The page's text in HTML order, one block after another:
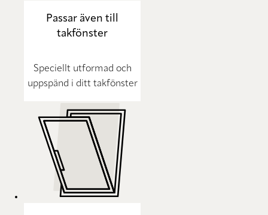
Passar även till
takfönster
Speciellt utformad och
uppspänd i ditt takfönster